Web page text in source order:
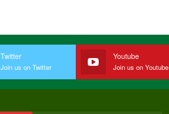
Twitter
Join us on Twitter
Youtube
Join us on Youtube